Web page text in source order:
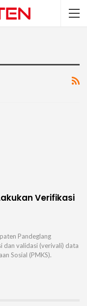
Verifikasi
Pandeglang
dan validasi (verivali) data
Sosial (PMKS).